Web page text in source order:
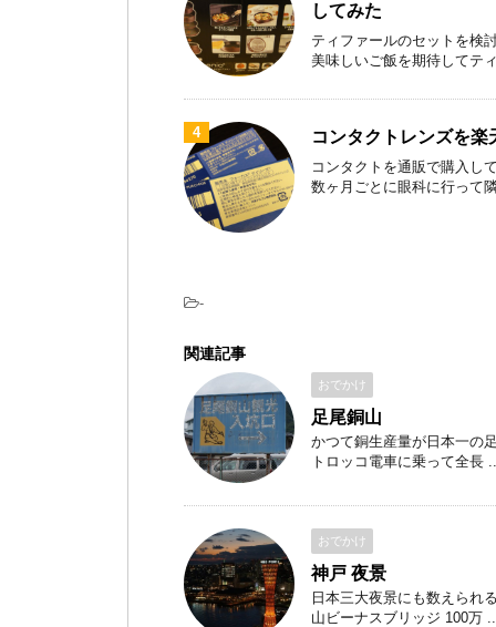
してみた
ティファールのセットを検
美味しいご飯を期待してテ
4 コンタクトレンズを楽
コンタクトを通販で購入し
数ヶ月ごとに眼科に行って
-
関連記事
おでかけ
足尾銅山
かつて銅生産量が日本一の
トロッコ電車に乗って全長
おでかけ
神戸 夜景
日本三大夜景にも数えら
山ビーナスブリッジ 100万